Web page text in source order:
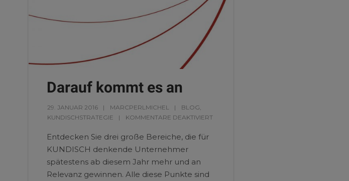
Darauf kommt es an
29. JANUAR 2016 MARCPERLMICHEL BLOG
KUNDISCHSTRATEGIE
KOMMENTARE DEAKTIVIERT
Entdecken Sie drei große Bereiche, die für
KUNDISCH denkende Unternehmer
spätestens ab diesem Jahr mehr und an
Relevanz gewinnen. Alle diese Punkte sind